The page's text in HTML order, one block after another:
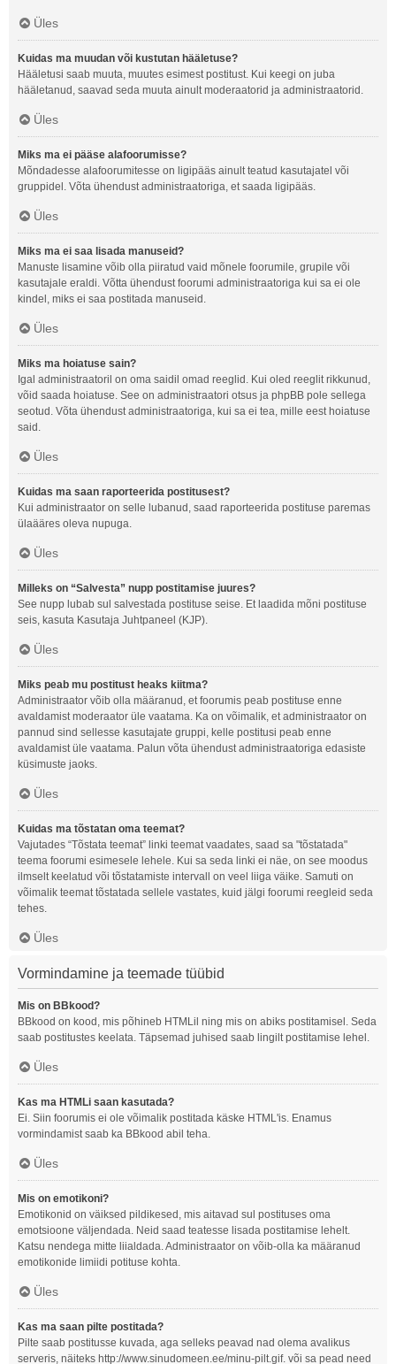
Üles
Kuidas ma muudan või kustutan hääletuse?
Hääletusi saab muuta, muutes esimest postitust. Kui keegi on juba
hääletanud, saavad seda muuta ainult moderaatorid ja administraatorid.
Üles
Miks ma ei pääse alafoorumisse?
Mõndadesse alafoorumitesse on ligipääs ainult teatud kasutajatel või
gruppidel. Võta ühendust administraatoriga, et saada ligipääs.
Üles
Miks ma ei saa lisada manuseid?
Manuste lisamine võib olla piiratud vaid mõnele foorumile, grupile või
kasutajale eraldi. Võtta ühendust foorumi administraatoriga kui sa ei ole
kindel, miks ei saa postitada manuseid.
Üles
Miks ma hoiatuse sain?
Igal administraatoril on oma saidil omad reeglid. Kui oled reeglit rikkunud,
võid saada hoiatuse. See on administraatori otsus ja phpBB pole sellega
seotud. Võta ühendust administraatoriga, kui sa ei tea, mille eest hoiatuse
said.
Üles
Kuidas ma saan raporteerida postitusest?
Kui administraator on selle lubanud, saad raporteerida postituse paremas
ülaääres oleva nupuga.
Üles
Milleks on “Salvesta” nupp postitamise juures?
See nupp lubab sul salvestada postituse seise. Et laadida mõni postituse
seis, kasuta Kasutaja Juhtpaneel (KJP).
Üles
Miks peab mu postitust heaks kiitma?
Administraator võib olla määranud, et foorumis peab postituse enne
avaldamist moderaator üle vaatama. Ka on võimalik, et administraator on
pannud sind sellesse kasutajate gruppi, kelle postitusi peab enne
avaldamist üle vaatama. Palun võta ühendust administraatoriga edasiste
küsimuste jaoks.
Üles
Kuidas ma tõstatan oma teemat?
Vajutades “Tõstata teemat” linki teemat vaadates, saad sa "tõstatada"
teema foorumi esimesele lehele. Kui sa seda linki ei näe, on see moodus
ilmselt keelatud või tõstatamiste intervall on veel liiga väike. Samuti on
võimalik teemat tõstatada sellele vastates, kuid jälgi foorumi reegleid seda
tehes.
Üles
Vormindamine ja teemade tüübid
Mis on BBkood?
BBkood on kood, mis põhineb HTMLil ning mis on abiks postitamisel. Seda
saab postitustes keelata. Täpsemad juhised saab lingilt postitamise lehel.
Üles
Kas ma HTMLi saan kasutada?
Ei. Siin foorumis ei ole võimalik postitada käske HTML'is. Enamus
vormindamist saab ka BBkood abil teha.
Üles
Mis on emotikoni?
Emotikonid on väiksed pildikesed, mis aitavad sul postituses oma
emotsioone väljendada. Neid saad teatesse lisada postitamise lehelt.
Katsu nendega mitte liialdada. Administraator on võib-olla ka määranud
emotikonide limiidi potituse kohta.
Üles
Kas ma saan pilte postitada?
Pilte saab postitusse kuvada, aga selleks peavad nad olema avalikus
serveris, näiteks http://www.sinudomeen.ee/minu-pilt.gif. või sa pead need